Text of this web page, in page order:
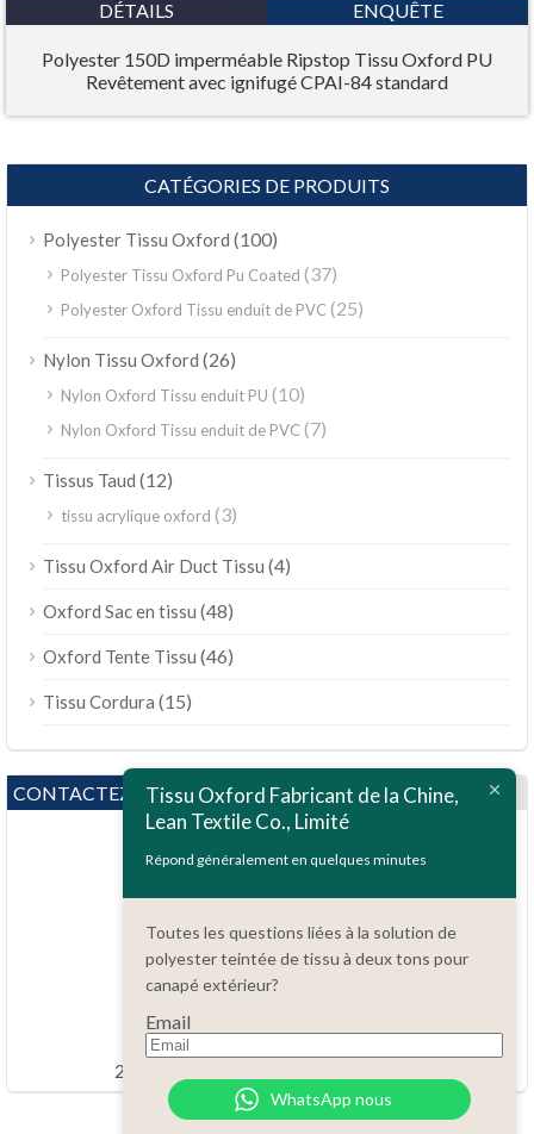
DÉTAILS ENQUÊTE
Polyester 150D imperméable Ripstop Tissu Oxford PU
Revêtement avec ignifugé CPAI-84 standard
CATÉGORIES DE PRODUITS
Polyester Tissu Oxford (100)
Polyester Tissu Oxford Pu Coated (37)
Polyester Oxford Tissu enduit de PVC(25)
Nylon Tissu Oxford (26)
Nylon Oxford Tissu enduit PU (10)
Nylon Oxford Tissu enduit de PVC(7)
Tissus Taud (12)
tissu acrylique oxford (3)
Tissu Oxford Air Duct Tissu (4)
Oxford Sac en tissu (48)
Oxford Tente Tissu (46)
Tissu Cordura (15)
CONTACTEZ NOUS
Des questions?
order@china-fabrics.net
24 heures par jour 7 jours par semaine
Tissu Oxford Fabricant de la Chine,
Lean Textile Co., Limité
Répond généralement en quelques minutes
Toutes les questions liées à la solution de
polyester teintée de tissu à deux tons pour
canapé extérieur?
Email
WhatsApp nous